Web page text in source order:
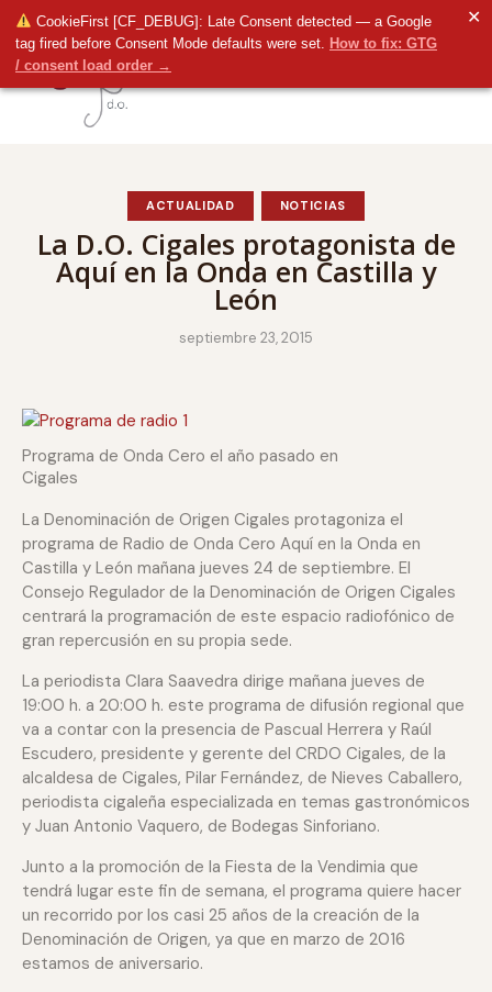
CookieFirst [CF_DEBUG]: Late Consent detected — a Google
tag fired before Consent Mode defaults were set. How to fix: GTG
/ consent load order →
✕
ACTUALIDAD NOTICIAS
La D.O. Cigales protagonista de
Aquí en la Onda en Castilla y
León
septiembre 23, 2015
Programa de Onda Cero el año pasado en
Cigales
La Denominación de Origen Cigales protagoniza el
programa de Radio de Onda Cero Aquí en la Onda en
Castilla y León mañana jueves 24 de septiembre. El
Consejo Regulador de la Denominación de Origen Cigales
centrará la programación de este espacio radiofónico de
gran repercusión en su propia sede.
La periodista Clara Saavedra dirige mañana jueves de
19:00 h. a 20:00 h. este programa de difusión regional que
va a contar con la presencia de Pascual Herrera y Raúl
Escudero, presidente y gerente del CRDO Cigales, de la
alcaldesa de Cigales, Pilar Fernández, de Nieves Caballero,
periodista cigaleña especializada en temas gastronómicos
y Juan Antonio Vaquero, de Bodegas Sinforiano.
Junto a la promoción de la Fiesta de la Vendimia que
tendrá lugar este fin de semana, el programa quiere hacer
un recorrido por los casi 25 años de la creación de la
Denominación de Origen, ya que en marzo de 2016
estamos de aniversario.